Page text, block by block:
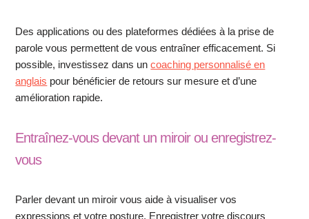
Des applications ou des plateformes dédiées à la prise de
parole vous permettent de vous entraîner efficacement. Si
possible, investissez dans uncoaching personnalisé en
anglais pour bénéficier de retours sur mesure et d’une
amélioration rapide.
Entraînez-vous devant un miroir ou enregistrez-
vous
Parler devant un miroir vous aide à visualiser vos
expressions et votre posture. Enregistrer votre discours